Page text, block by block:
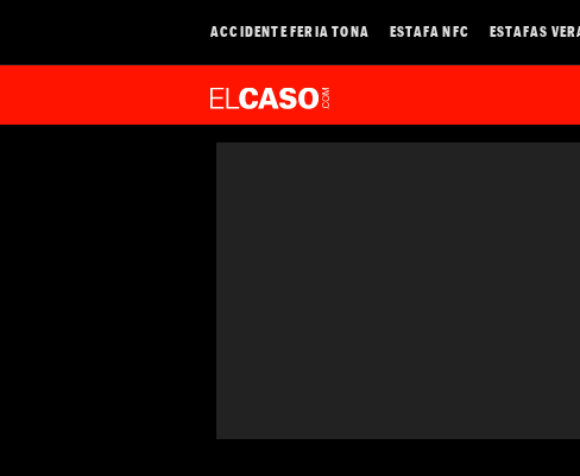
ACCIDENTE FERIA TONA ESTAFA NFC ESTAFAS